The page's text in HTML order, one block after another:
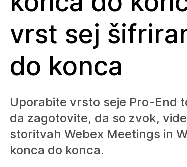
vrst sej
do konca
Uporabite vrsto seje Pro-End
da zagotovite, da so zvok,
storitvah Webex Meetings in
konca do konca.